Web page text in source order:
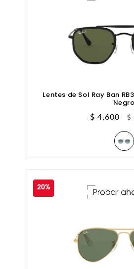
Lentes de Sol Ray Ban
Negro
Precio
$ 4,600 $
20%